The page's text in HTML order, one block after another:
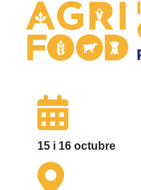
15 i 16 octubre